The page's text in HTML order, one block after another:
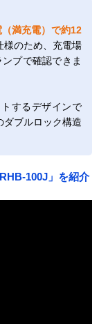
満充電）で約12
様のため、充電場
プで確認できま
するデザインで
ダブルロック構造
100J」を紹介